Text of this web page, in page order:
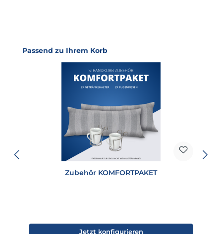
Produktgalerie überspringen
Passend zu Ihrem Korb
Zubehör KOMFORTPAKET
Jetzt konfigurieren